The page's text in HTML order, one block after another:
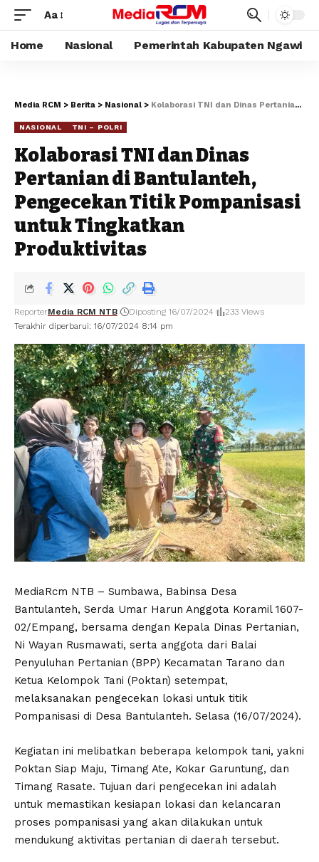
Aa
Home Nasional Pemerintah Kabupaten Ngawi
Media RCM > Berita > Nasional > Kolaborasi TNI dan Dinas Pertanian di Bantulanteh, Pengecekan Titik Pompanisasi untuk Tingkatkan Produktivitas
NASIONAL TNI – POLRI
Kolaborasi TNI dan Dinas
Pertanian di Bantulanteh,
Pengecekan Titik Pompanisasi
untuk Tingkatkan
Produktivitas
Terakhir diperbarui: 16/07/2024 8:14 pm
ReporterMedia RCM NTB Diposting 16/07/2024 233 Views
MediaRcm NTB – Sumbawa, Babinsa Desa
Bantulanteh, Serda Umar Harun Anggota Koramil 1607-
02/Empang, bersama dengan Kepala Dinas Pertanian,
Ni Wayan Rusmawati, serta anggota dari Balai
Penyuluhan Pertanian (BPP) Kecamatan Tarano dan
Ketua Kelompok Tani (Poktan) setempat,
melaksanakan pengecekan lokasi untuk titik
Pompanisasi di Desa Bantulanteh. Selasa (16/07/2024).
Kegiatan ini melibatkan beberapa kelompok tani, yakni
Poktan Siap Maju, Timang Ate, Kokar Garuntung, dan
Timang Rasate. Tujuan dari pengecekan ini adalah
untuk memastikan kesiapan lokasi dan kelancaran
proses pompanisasi yang akan dilakukan untuk
mendukung aktivitas pertanian di daerah tersebut.